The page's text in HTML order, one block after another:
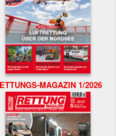
MAGAZIN 1/2026